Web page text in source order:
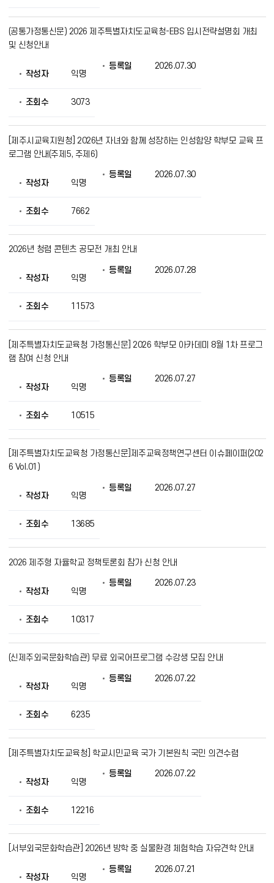
(공통가정통신문) 2026 제주특별자치도교육청-EBS 입시전략설명회 개최
및 신청안내
작성자 익명
등록일 2026.07.30
조회수 3073
[제주시교육지원청] 2026년 자녀와 함께 성장하는 인성함양 학부모 교육 프
로그램 안내(주제5, 주제6)
작성자 익명
등록일 2026.07.30
조회수 7662
2026년 청렴 콘텐츠 공모전 개최 안내
작성자 익명
등록일 2026.07.28
조회수 11573
[제주특별자치도교육청 가정통신문] 2026 학부모 아카데미 8월 1차 프로그
램 참여 신청 안내
작성자 익명
등록일 2026.07.27
조회수 10515
[제주특별자치도교육청 가정통신문]제주교육정책연구센터 이슈페이퍼(202
6 Vol.01)
작성자 익명
등록일 2026.07.27
조회수 13685
2026 제주형 자율학교 정책토론회 참가 신청 안내
작성자 익명
등록일 2026.07.23
조회수 10317
(신제주외국문화학습관) 무료 외국어프로그램 수강생 모집 안내
작성자 익명
등록일 2026.07.22
조회수 6235
[제주특별자치도교육청] 학교시민교육 국가 기본원칙 국민 의견수렴
작성자 익명
등록일 2026.07.22
조회수 12216
[서부외국문화학습관] 2026년 방학 중 실물환경 체험학습 자유견학 안내
작성자 익명
등록일 2026.07.21